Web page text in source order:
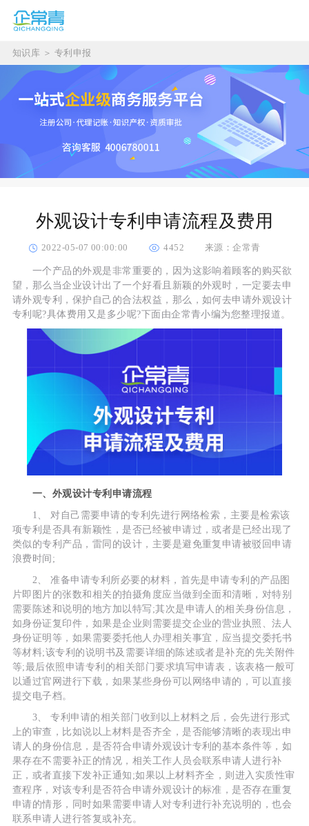
知识库 ＞ 专利申报
外观设计专利申请流程及费用
2022-05-07 00:00:00 4452 来源：企常青
一个产品的外观是非常重要的，因为这影响着顾客的购买欲
望，那么当企业设计出了一个好看且新颖的外观时，一定要去申
请外观专利，保护自己的合法权益，那么，如何去申请外观设计
专利呢?具体费用又是多少呢?下面由企常青小编为您整理报道。
一、外观设计专利申请流程
1、 对自己需要申请的专利先进行网络检索，主要是检索该
项专利是否具有新颖性，是否已经被申请过，或者是已经出现了
类似的专利产品，雷同的设计，主要是避免重复申请被驳回申请
浪费时间;
2、 准备申请专利所必要的材料，首先是申请专利的产品图
片即图片的张数和相关的拍摄角度应当做到全面和清晰，对特别
需要陈述和说明的地方加以特写;其次是申请人的相关身份信息，
如身份证复印件，如果是企业则需要提交企业的营业执照、法人
身份证明等，如果需要委托他人办理相关事宜，应当提交委托书
等材料;该专利的说明书及需要详细的陈述或者是补充的先关附件
等;最后依照申请专利的相关部门要求填写申请表，该表格一般可
以通过官网进行下载，如果某些身份可以网络申请的，可以直接
提交电子档。
3、 专利申请的相关部门收到以上材料之后，会先进行形式
上的审查，比如说以上材料是否齐全，是否能够清晰的表现出申
请人的身份信息，是否符合申请外观设计专利的基本条件等，如
果存在不需要补正的情况，相关工作人员会联系申请人进行补
正，或者直接下发补正通知;如果以上材料齐全，则进入实质性审
查程序，对该专利是否符合申请外观设计的标准，是否存在重复
申请的情形，同时如果需要申请人对专利进行补充说明的，也会
联系申请人进行答复或补充。